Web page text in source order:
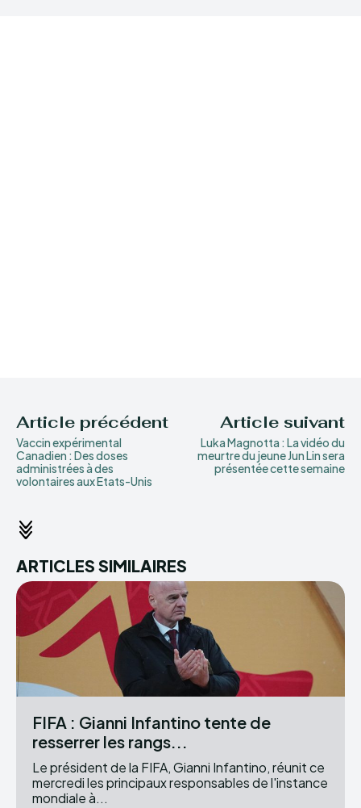
Article précédent
Vaccin expérimental
Canadien : Des doses
administrées à des
volontaires aux Etats-Unis
Article suivant
Luka Magnotta : La vidéo du
meurtre du jeune Jun Lin sera
présentée cette semaine
ARTICLES SIMILAIRES
FIFA : Gianni Infantino tente de
resserrer les rangs...
Le président de la FIFA, Gianni Infantino, réunit ce
mercredi les principaux responsables de l'instance
mondiale à...